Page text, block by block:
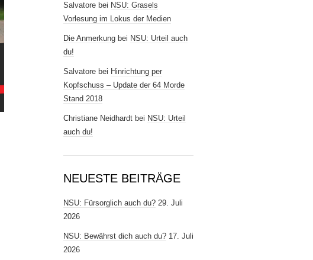
Salvatore bei NSU: Grasels
Vorlesung im Lokus der Medien
Die Anmerkung bei NSU: Urteil auch
du!
Salvatore bei Hinrichtung per
Kopfschuss – Update der 64 Morde
Stand 2018
Christiane Neidhardt bei NSU: Urteil
auch du!
NEUESTE BEITRÄGE
NSU: Fürsorglich auch du? 29. Juli
2026
NSU: Bewährst dich auch du? 17. Juli
2026